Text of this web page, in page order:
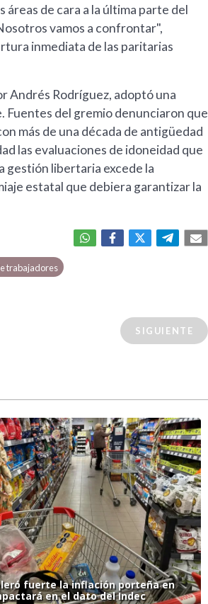
de cara a la última parte del
vamos a confrontar",
inmediata de las paritarias
Andrés Rodríguez, adoptó una
del gremio denunciaron que
más de una década de antigüedad
las evaluaciones de idoneidad que
gestión libertaria excede la
estatal que debiera garantizar la
trabajadores
SIGUIENTE
fuerte la inflación porteña en
en el dato del Indec